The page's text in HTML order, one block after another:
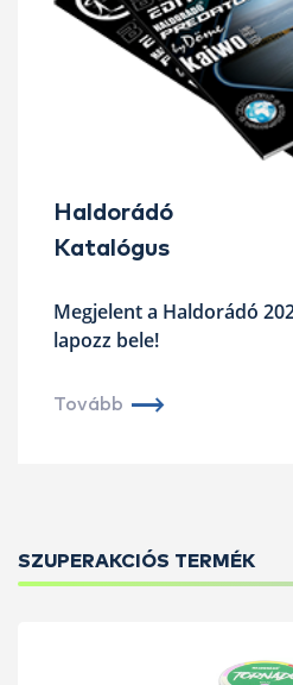
Haldorádó
Katalógus
Megjelent a Haldorádó
lapozz bele!
Tovább
SZUPERAKCIÓS TERMÉK